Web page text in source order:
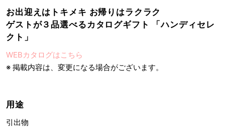
お出迎えはトキメキ お帰りはラクラク
ゲストが３品選べるカタログギフト 「ハンディセレ
クト」
WEBカタログはこちら
※ 掲載内容は、変更になる場合がございます。
用途
引出物